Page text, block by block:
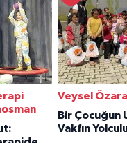
Veysel
Bir Çocuğun
Vakfın Yolculuğu